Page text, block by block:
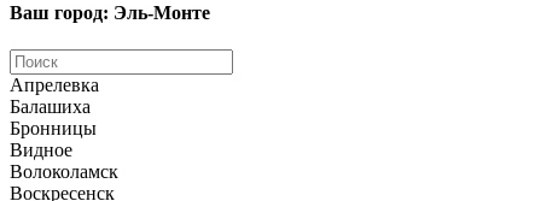
Ваш город: Эль-Монте
Апрелевка
Балашиха
Бронницы
Видное
Волоколамск
Воскресенск